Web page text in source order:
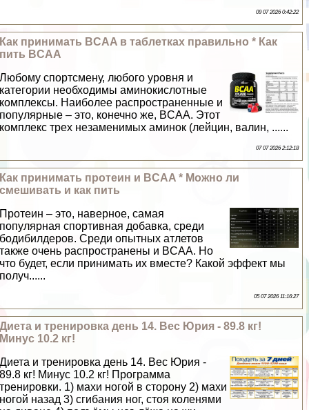
09 07 2026 0:42:22
Как принимать BCAA в таблетках правильно * Как
пить BCAA
Любому спортсмену, любого уровня и
категории необходимы аминокислотные
комплексы. Наиболее распространенные и
популярные – это, конечно же, BCAA. Этот
комплекс трех незаменимых аминок (лейцин, валин, ......
07 07 2026 2:12:18
Как принимать протеин и BCAA * Можно ли
смешивать и как пить
Протеин – это, наверное, самая
популярная спортивная добавка, среди
бодибилдеров. Среди опытных атлетов
также очень распространены и BCAA. Но
что будет, если принимать их вместе? Какой эффект мы
получ......
05 07 2026 11:16:27
Диета и тренировка день 14. Вес Юрия - 89.8 кг!
Минус 10.2 кг!
Диета и тренировка день 14. Вес Юрия -
89.8 кг! Минус 10.2 кг! Программа
тренировки. 1) махи ногой в сторону 2) махи
ногой назад 3) сгибания ног, стоя коленями